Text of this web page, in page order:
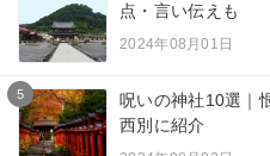
点・言い伝えも
2024年08月01日
5
呪いの神社10選｜
西別に紹介